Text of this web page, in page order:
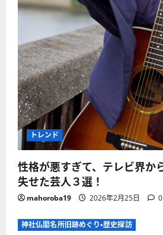
トレンド
性格が悪すぎて、テレビ界か
失せた芸人３選！
mahoroba19 2026年2月25日 0
神社仏閣名所旧跡めぐり・歴史探訪